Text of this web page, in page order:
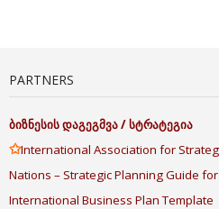
PARTNERS
ბიზნესისდაგეგმვა/სტრატეგია
✩International Association for
Nations – Strategic Planning Guide
International Business Plan Template